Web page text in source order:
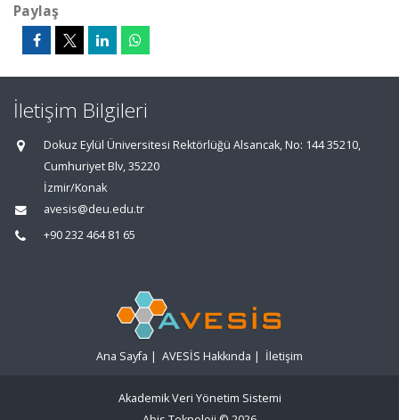
Paylaş
İletişim Bilgileri
Dokuz Eylül Üniversitesi Rektörlüğü Alsancak, No: 144 35210,
Cumhuriyet Blv, 35220
İzmir/Konak
avesis@deu.edu.tr
+90 232 464 81 65
Ana Sayfa | AVESİS Hakkında | İletişim
Akademik Veri Yönetim Sistemi